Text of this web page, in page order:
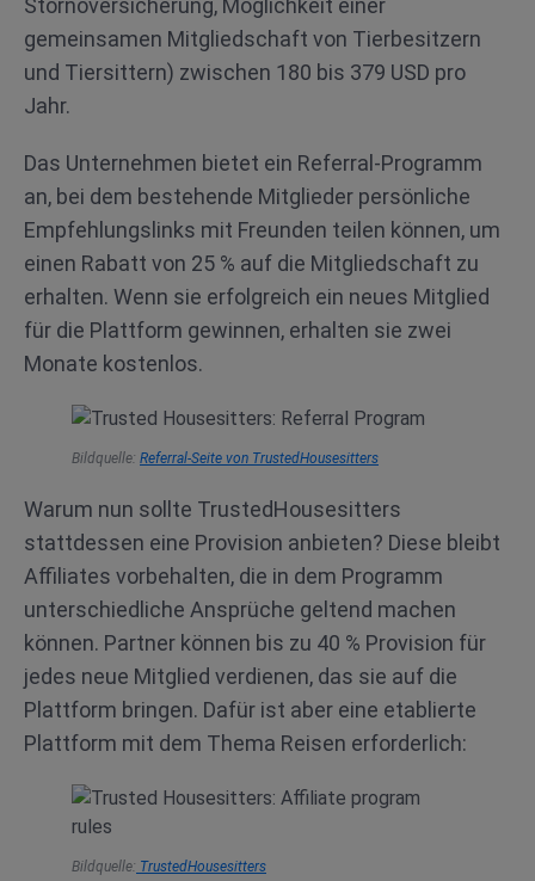
Stornoversicherung, Möglichkeit einer
gemeinsamen Mitgliedschaft von Tierbesitzern
und Tiersittern) zwischen 180 bis 379 USD pro
Jahr.
Das Unternehmen bietet ein Referral-Programm
an, bei dem bestehende Mitglieder persönliche
Empfehlungslinks mit Freunden teilen können, um
einen Rabatt von 25 % auf die Mitgliedschaft zu
erhalten. Wenn sie erfolgreich ein neues Mitglied
für die Plattform gewinnen, erhalten sie zwei
Monate kostenlos.
Bildquelle: Referral-Seite von TrustedHousesitters
Warum nun sollte TrustedHousesitters
stattdessen eine Provision anbieten? Diese bleibt
Affiliates vorbehalten, die in dem Programm
unterschiedliche Ansprüche geltend machen
können. Partner können bis zu 40 % Provision für
jedes neue Mitglied verdienen, das sie auf die
Plattform bringen. Dafür ist aber eine etablierte
Plattform mit dem Thema Reisen erforderlich:
Bildquelle: TrustedHousesitters